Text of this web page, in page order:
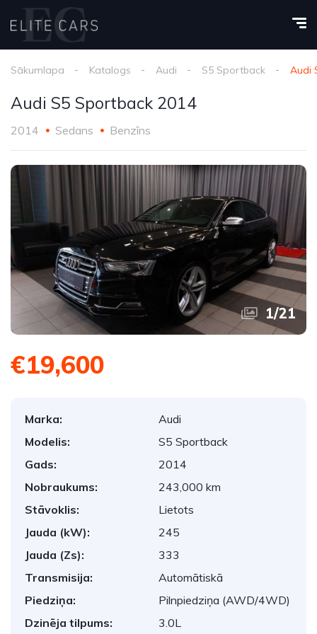
Sākumlapa Katalogs Audi S5 Sportback Audi
Audi S5 Sportback 2014
2014 Sedans Benzīns
1/21
€19,600
Marka:
Audi
Modelis:
S5 Sportback
Gads:
2014
Nobraukums:
243,000 km
Stāvoklis:
Lietots
Jauda (kW):
245
Jauda (Zs):
333
Transmisija:
Automātiskā
Piedziņa:
Pilnpiedziņa (AWD/4WD)
Dzinēja tilpums:
3.0L